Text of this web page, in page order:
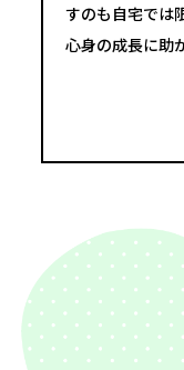
すのも自宅では
心身の成長に助